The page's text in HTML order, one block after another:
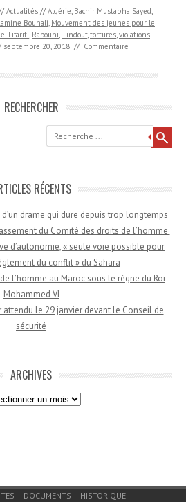
Actualités // Algérie, Bachir Mustapha Sayed,
Bouhali, Mouvement des jeunes pour le
Tifariti, Rabouni,Tindouf,tortures,violations
septembre 20, 2018 // Commentaire
RECHERCHER
Recherche
RÉCENTS
drame qui dure depuis trop longtemps
du Comité des droits de l’homme
d’autonomie, « seule voie possible pour
du conflit » du Sahara
l’homme au Maroc sous le règne du Roi
Mohammed VI
attendu le 29 janvier devant le Conseil de
sécurité
ARCHIVES
DOCUMENTS HISTORIQUE